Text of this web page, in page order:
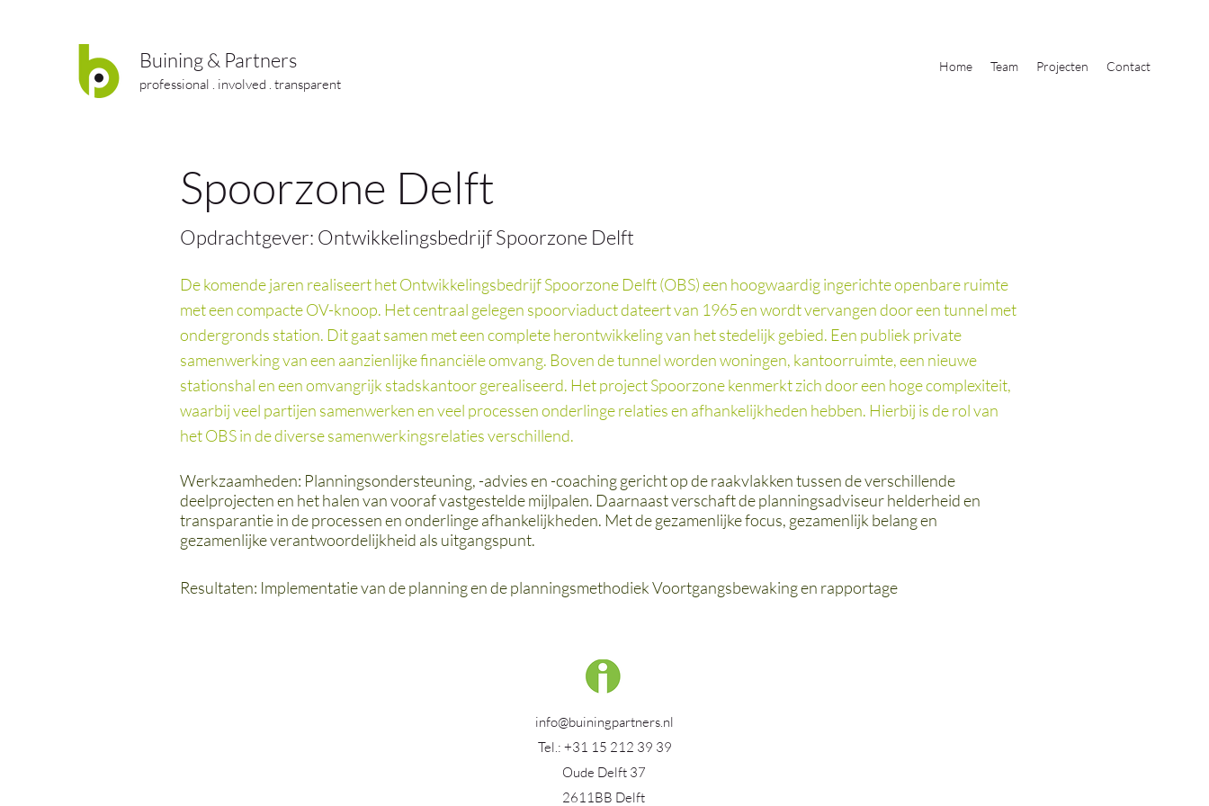
Buining & Partners
professional . involved . transparent
Home Team Projecten Contact
Spoorzone Delft
Opdrachtgever: Ontwikkelingsbedrijf Spoorzone Delft
De komende jaren realiseert het Ontwikkelingsbedrijf Spoorzone Delft (OBS) een hoogwaardig ingerichte openbare ruimte
met een compacte OV-knoop. Het centraal gelegen spoorviaduct dateert van 1965 en wordt vervangen door een tunnel met
ondergronds station. Dit gaat samen met een complete herontwikkeling van het stedelijk gebied. Een publiek private
samenwerking van een aanzienlijke financiële omvang. Boven de tunnel worden woningen, kantoorruimte, een nieuwe
stationshal en een omvangrijk stadskantoor gerealiseerd. Het project Spoorzone kenmerkt zich door een hoge complexiteit,
waarbij veel partijen samenwerken en veel processen onderlinge relaties en afhankelijkheden hebben. Hierbij is de rol van
het OBS in de diverse samenwerkingsrelaties verschillend.
Werkzaamheden: Planningsondersteuning, -advies en -coaching gericht op de raakvlakken tussen de verschillende
deelprojecten en het halen van vooraf vastgestelde mijlpalen. Daarnaast verschaft de planningsadviseur helderheid en
transparantie in de processen en onderlinge afhankelijkheden. Met de gezamenlijke focus, gezamenlijk belang en
gezamenlijke verantwoordelijkheid als uitgangspunt.
Resultaten: Implementatie van de planning en de planningsmethodiek Voortgangsbewaking en rapportage
info@buiningpartners.nl
Tel.: +31 15 212 39 39
Oude Delft 37
2611BB Delft